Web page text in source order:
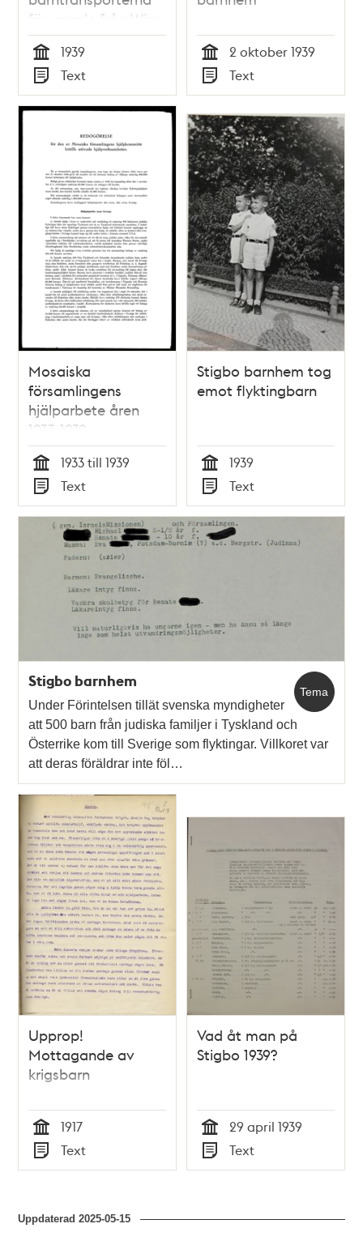
försenade från Wien
Tid
1939
Typ
Text Tid
2 oktober 1939
Typ
Text
Mosaiska
församlingens
hjälparbete åren
1933-1939
Tid
1933 till 1939
Typ
Text
Stigbo barnhem tog
emot flyktingbarn
Tid
1939
Typ
Text
Tema
Stigbo barnhem
Under Förintelsen tillät svenska myndigheter
att 500 barn från judiska familjer i Tyskland och
Österrike kom till Sverige som flyktingar. Villkoret var
att deras föräldrar inte föl…
Upprop!
Mottagande av
krigsbarn
Tid
1917
Typ
Text
Vad åt man på
Stigbo 1939?
Tid
29 april 1939
Typ
Text
Uppdaterad2025-05-15